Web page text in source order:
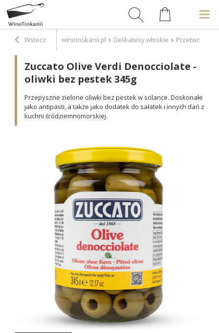
Wstecz winotoskanii.pl Delikatesy włoskie Przetwory
Zuccato Olive Verdi Denocciolate -
oliwki bez pestek 345g
Przepyszne zielone oliwki bez pestek w solance. Doskonałe
jako antipasti, a także jako dodatek do sałatek i innych dań z
kuchni śródziemnomorskiej.